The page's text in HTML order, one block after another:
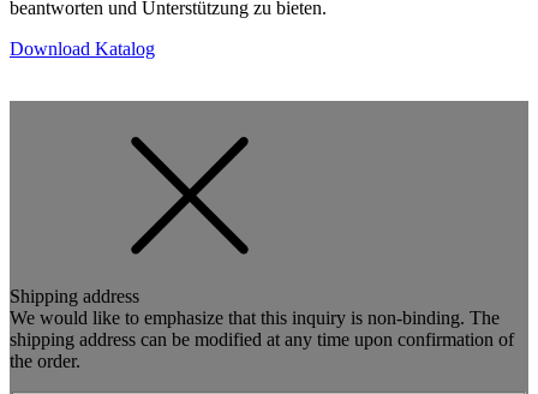
beantworten und Unterstützung zu bieten.
Download Katalog
Shipping address
We would like to emphasize that this inquiry is non-binding. The
shipping address can be modified at any time upon confirmation of
the order.